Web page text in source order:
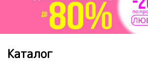
Каталог